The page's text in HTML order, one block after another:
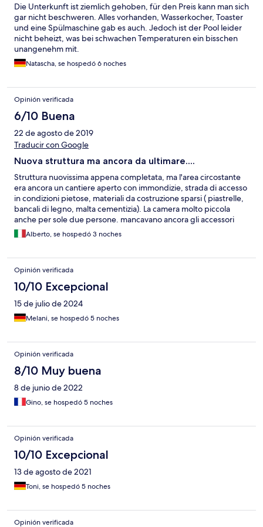
Die Unterkunft ist ziemlich gehoben, für den Preis kann man sich
gar nicht beschweren. Alles vorhanden, Wasserkocher, Toaster
und eine Spülmaschine gab es auch. Jedoch ist der Pool leider
nicht beheizt, was bei schwachen Temperaturen ein bisschen
unangenehm mit.
Natascha, se hospedó 6 noches
Opinión verificada
6/10 Buena
22 de agosto de 2019
Traducir con Google
Nuova struttura ma ancora da ultimare....
Struttura nuovissima appena completata, ma l'area circostante
era ancora un cantiere aperto con immondizie, strada di accesso
in condizioni pietose, materiali da costruzione sparsi ( piastrelle,
bancali di legno, malta cementizia). La camera molto piccola
anche per sole due persone. mancavano ancora gli accessori
bagno quali porta asciugamani, portasapone, porta carta
igienica. Non ci era stato detto di andare a ritirare le chiavi in
struttura.
Alberto, se hospedó 3 noches
Opinión verificada
10/10 Excepcional
15 de julio de 2024
Melani, se hospedó 5 noches
Opinión verificada
8/10 Muy buena
8 de junio de 2022
Gino, se hospedó 5 noches
Opinión verificada
10/10 Excepcional
13 de agosto de 2021
Toni, se hospedó 5 noches
Opinión verificada